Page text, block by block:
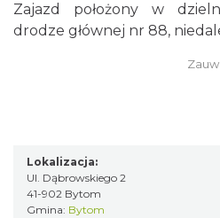
Zajazd położony w
drodze głównej nr 88,
Lokalizacja:
Ul. Dąbrowskiego 2
41-902 Bytom
Gmina: Bytom